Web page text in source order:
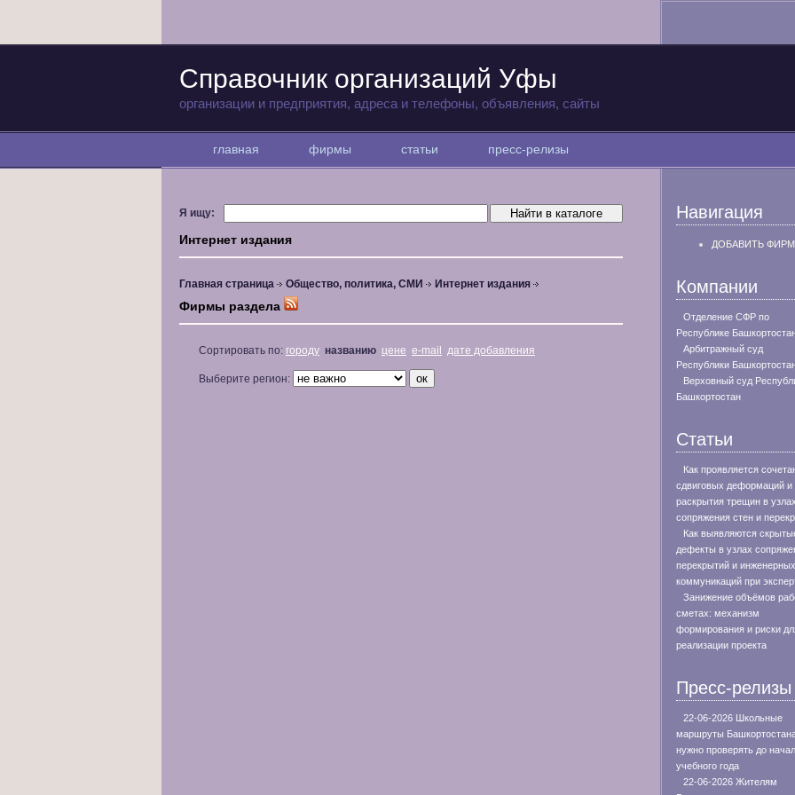
Справочник организаций Уфы
организации и предприятия, адреса и телефоны, объявления, сайты
главная фирмы статьи пресс-релизы
Я ищу:
Интернет издания
Главная страница Общество, политика, СМИ Интернет издания
Фирмы раздела
Сортировать по: городу названию цене e-mail дате добавления
Выберите регион:
Навигация
ДОБАВИТЬ
Компании
Отделение СФР по
Республике
Арбитражный суд
Республики
Верховный суд
Башкортостан
Статьи
Как проявляется
сдвиговых деформаций и
раскрытия трещин в узлах
сопряжения стен и
Как выявляются
дефекты в узлах
перекрытий и инженерных
коммуникаций при
Занижение объёмов
сметах: механизм
формирования и риски
реализации проекта
Пресс-релизы
22-06-2026 Школьные
маршруты
нужно проверять до
учебного года
22-06-2026 Жителям